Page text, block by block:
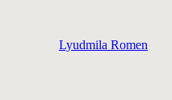
Lyudmila Romen